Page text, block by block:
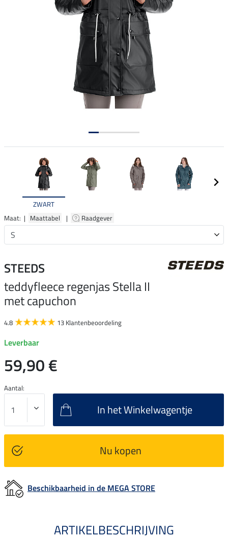
ZWART
Maat: | Maattabel | Raadgever
STEEDS
teddyfleece regenjas Stella II
met capuchon
4.8 13 Klantenbeoordeling
Leverbaar
59,90 €
Aantal:
In het Winkelwagentje
Nu kopen
Beschikbaarheid in de MEGA STORE
ARTIKELBESCHRIJVING